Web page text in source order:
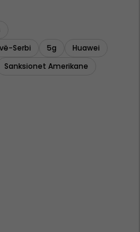
Serbi
5g
Huawei
Sanksionet Amerikane